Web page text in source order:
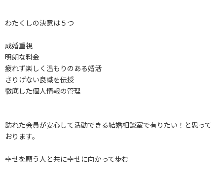
わたくしの決意は５つ
成婚重視
明朗な料金
疲れず楽しく温もりのある婚活
さりげない良識を伝授
徹底した個人情報の管理
訪れた会員が安心して活動できる結婚相談室で有りたい！と思って
おります。
幸せを願う人と共に幸せに向かって歩む